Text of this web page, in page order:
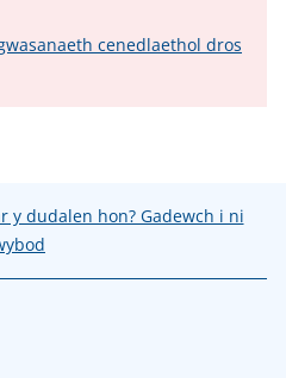
cenedlaethol dros
y dudalen hon? Gadewch i ni